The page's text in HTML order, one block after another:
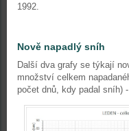
1992.
Nově napadlý sníh
Další dva grafy se týkají
množství celkem
počet dnů, kdy padal sníh)